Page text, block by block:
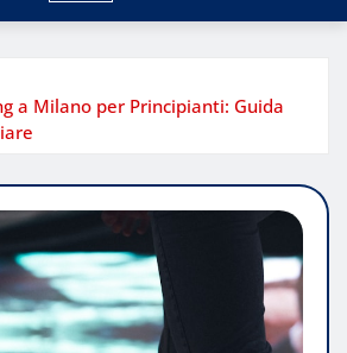
a Milano per Principianti: Guida